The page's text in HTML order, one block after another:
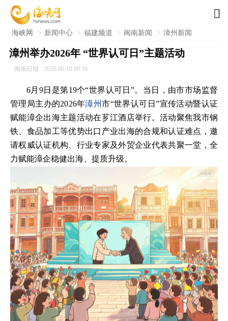

海峡网 > 新闻中心 > 福建频道 > 闽南新闻 > 漳州新闻
漳州举办2026年 “世界认可日”主题活动
闽南日报 2026-06-10 09:16
6月9日是第19个“世界认可日”。当日，由市市场监督
管理局主办的2026年漳州市“世界认可日”宣传活动暨认证
赋能漳企出海主题活动在芗江酒店举行。活动聚焦我市钢
铁、食品加工等优势出口产业出海的合规和认证难点，邀
请权威认证机构、行业专家及外贸企业代表共聚一堂，全
力赋能漳企稳健出海、提质升级。